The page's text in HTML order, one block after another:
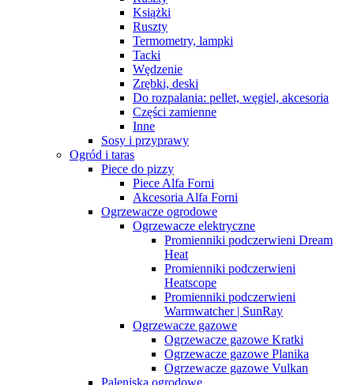
Książki
Ruszty
Termometry, lampki
Tacki
Wędzenie
Zrębki, deski
Do rozpalania: pellet, węgiel, akcesoria
Części zamienne
Inne
Sosy i przyprawy
Ogród i taras
Piece do pizzy
Piece Alfa Forni
Akcesoria Alfa Forni
Ogrzewacze ogrodowe
Ogrzewacze elektryczne
Promienniki podczerwieni Dream
Heat
Promienniki podczerwieni
Heatscope
Promienniki podczerwieni
Warmwatcher | SunRay
Ogrzewacze gazowe
Ogrzewacze gazowe Kratki
Ogrzewacze gazowe Planika
Ogrzewacze gazowe Vulkan
Paleniska ogrodowe